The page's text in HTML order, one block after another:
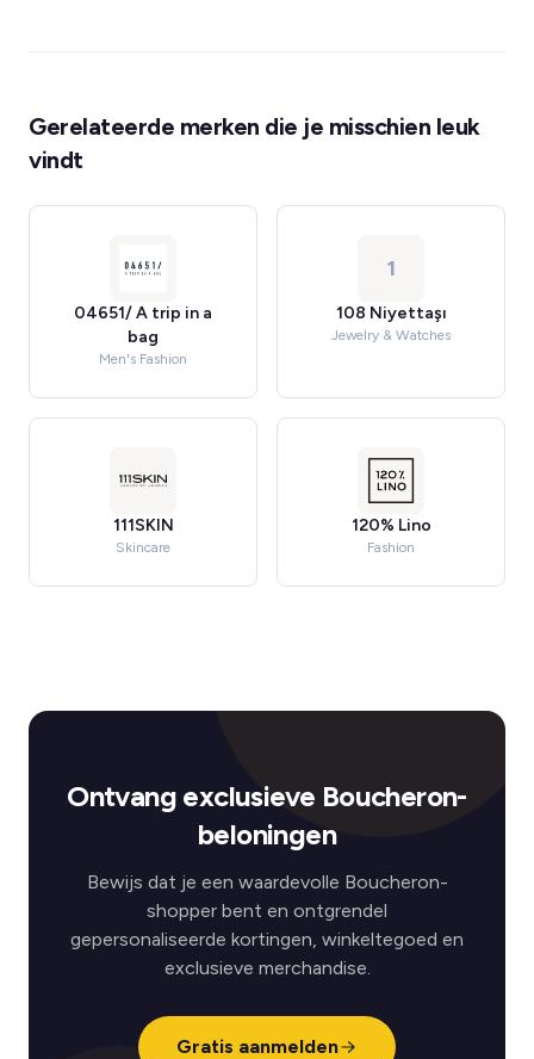
Gerelateerde merken die je misschien leuk
vindt
04651/ A trip in a
bag
Men's Fashion
1
108 Niyettaşı
Jewelry & Watches
111SKIN
Skincare
120% Lino
Fashion
Ontvang exclusieve Boucheron-
beloningen
Bewijs dat je een waardevolle Boucheron-
shopper bent en ontgrendel
gepersonaliseerde kortingen, winkeltegoed en
exclusieve merchandise.
Gratis aanmelden